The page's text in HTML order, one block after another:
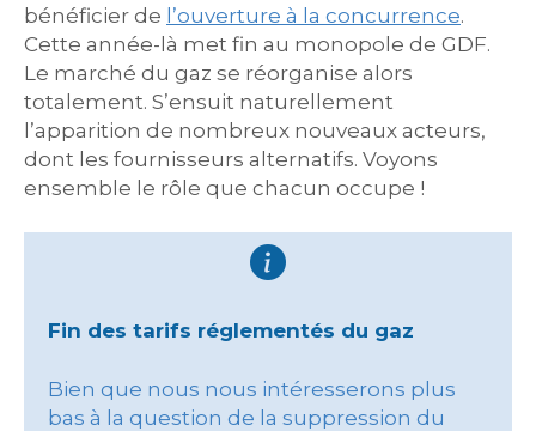
bénéficier de l’ouverture à la concurrence.
Cette année-là met fin au monopole de GDF.
Le marché du gaz se réorganise alors
totalement. S’ensuit naturellement
l’apparition de nombreux nouveaux acteurs,
dont les fournisseurs alternatifs. Voyons
ensemble le rôle que chacun occupe !
Fin des tarifs réglementés du gaz
Bien que nous nous intéresserons plus
bas à la question de la suppression du